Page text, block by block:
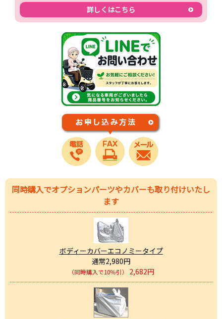
詳しくはこちら
同時購入でオプションパーツやカバーも取り付けいたし
ます
ボディーカバーエコノミータイプ
通常2,980円
（同時購入で10％引） 2,682円